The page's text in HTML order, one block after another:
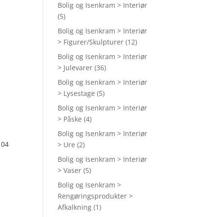
Bolig og Isenkram > Interiør
(5)
Bolig og Isenkram > Interiør
> Figurer/Skulpturer (12)
Bolig og Isenkram > Interiør
> Julevarer (36)
Bolig og Isenkram > Interiør
> Lysestage (5)
Bolig og Isenkram > Interiør
> Påske (4)
Bolig og Isenkram > Interiør
> Ure (2)
Bolig og Isenkram > Interiør
> Vaser (5)
Bolig og Isenkram >
Rengøringsprodukter >
Afkalkning (1)